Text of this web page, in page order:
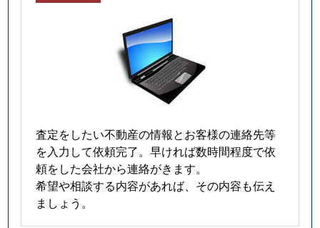
査定をしたい不動産の情報とお客様の連絡先等
を入力して依頼完了。早ければ数時間程度で依
頼をした会社から連絡がきます。
希望や相談する内容があれば、その内容も伝え
ましょう。